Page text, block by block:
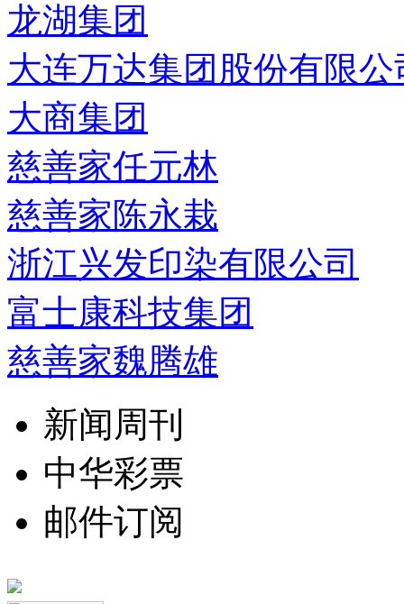
龙湖集团
大连万达集团股份有限公
大商集团
慈善家任元林
慈善家陈永栽
浙江兴发印染有限公司
富士康科技集团
慈善家魏腾雄
新闻周刊
中华彩票
邮件订阅